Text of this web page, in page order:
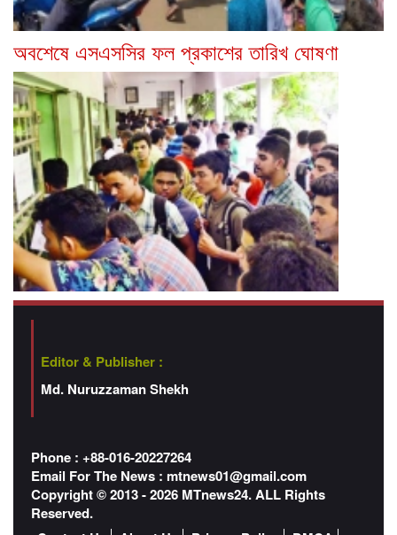
অবশেষে এসএসসির ফল প্রকাশের তারিখ ঘোষণা
Editor & Publisher :
Md. Nuruzzaman Shekh
Phone : +88-016-20227264
Email For The News : mtnews01@gmail.com
Copyright © 2013 - 2026 MTnews24. ALL Rights
Reserved.